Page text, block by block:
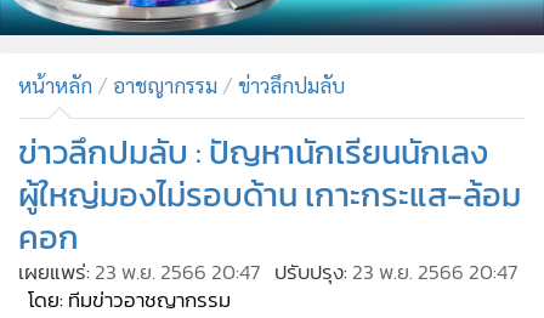
• ภูมิภาค
• บันเทิง
ผู้จัดการรายวัน
• คอลัมนิสต์
• ละคร
• CbizReview
• Cyber BIZ
หน้าหลัก อาชญากรรม ข่าวลึกปมลับ
ข่าวลึกปมลับ : ปัญหานักเรียนนักเลง
ผู้ใหญ่มองไม่รอบด้าน เกาะกระแส-ล้อม
คอก
เผยแพร่: 23 พ.ย. 2566 20:47 ปรับปรุง: 23 พ.ย. 2566 20:47
โดย: ทีมข่าวอาชญากรรม